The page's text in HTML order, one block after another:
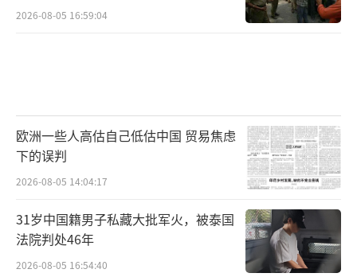
2026-08-05 16:59:04
欧洲一些人高估自己低估中国 贸易焦虑
下的误判
2026-08-05 14:04:17
31岁中国籍男子私藏大批军火，被泰国
法院判处46年
2026-08-05 16:54:40